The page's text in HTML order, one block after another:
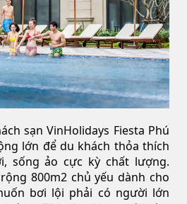
sạn VinHolidays Fiesta Phú
lớn để du khách thỏa thích
sống ảo cực kỳ chất lượng.
800m2 chủ yếu dành cho
bơi lội phải có người lớn